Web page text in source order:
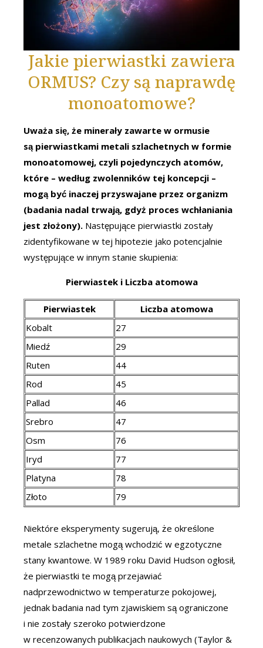
Jakie pierwiastki zawiera
ORMUS? Czy są naprawdę
monoatomowe?
Uważa się, że minerały zawarte w ormusie
są pierwiastkami metali szlachetnych w formie
monoatomowej, czyli pojedynczych atomów,
które – według zwolenników tej koncepcji –
mogą być inaczej przyswajane przez organizm
(badania nadal trwają, gdyż proces wchłaniania
jest złożony). Następujące pierwiastki zostały
zidentyfikowane w tej hipotezie jako potencjalnie
występujące w innym stanie skupienia:
Pierwiastek i Liczba atomowa
Pierwiastek
Liczba atomowa
Kobalt
27
Miedź
29
Ruten
44
Rod
45
Pallad
46
Srebro
47
Osm
76
Iryd
77
Platyna
78
Złoto
79
Niektóre eksperymenty sugerują, że określone
metale szlachetne mogą wchodzić w egzotyczne
stany kwantowe. W 1989 roku David Hudson ogłosił,
że pierwiastki te mogą przejawiać
nadprzewodnictwo w temperaturze pokojowej,
jednak badania nad tym zjawiskiem są ograniczone
i nie zostały szeroko potwierdzone
w recenzowanych publikacjach naukowych (Taylor &